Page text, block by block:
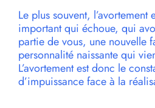
Le plus souvent,
important qui échoue, qui
partie de vous, une nouvelle
personnalité naissante qui
L’avortement est donc le
d’impuissance face à la